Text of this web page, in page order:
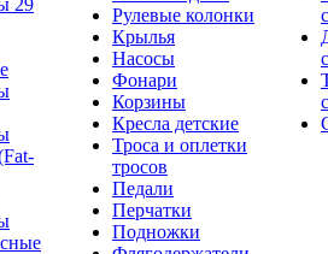
29
Рулевые колонки
Крылья
Насосы
Фонари
Корзины
Кресла детские
Троса и оплетки
тросов
Педали
Перчатки
Подножки